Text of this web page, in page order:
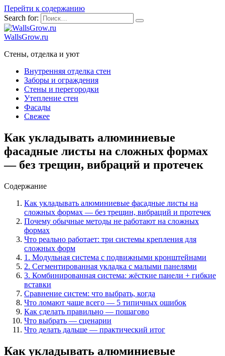
Перейти к содержанию
Search for:
WallsGrow.ru
Стены, отделка и уют
Внутренняя отделка стен
Заборы и ограждения
Стены и перегородки
Утепление стен
Фасады
Свежее
Как укладывать алюминиевые
фасадные листы на сложных формах
— без трещин, вибраций и протечек
Содержание
Как укладывать алюминиевые фасадные листы на
сложных формах — без трещин, вибраций и протечек
Почему обычные методы не работают на сложных
формах
Что реально работает: три системы крепления для
сложных форм
1. Модульная система с подвижными кронштейнами
2. Сегментированная укладка с малыми панелями
3. Комбинированная система: жёсткие панели + гибкие
вставки
Сравнение систем: что выбрать, когда
Что ломают чаще всего — 5 типичных ошибок
Как сделать правильно — пошагово
Что выбрать — сценарии
Что делать дальше — практический итог
Как укладывать алюминиевые